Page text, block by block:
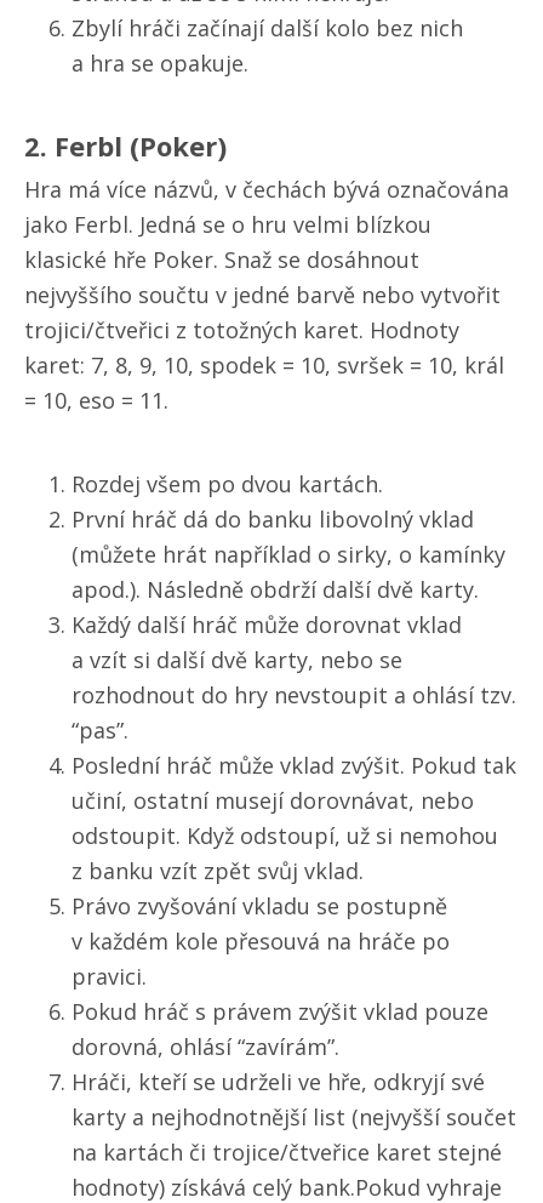
Zbylí hráči začínají další kolo bez nich
a hra se opakuje.
2. Ferbl (Poker)
Hra má více názvů, v čechách bývá označována
jako Ferbl. Jedná se o hru velmi blízkou
klasické hře Poker. Snaž se dosáhnout
nejvyššího součtu v jedné barvě nebo vytvořit
trojici/čtveřici z totožných karet. Hodnoty
karet: 7, 8, 9, 10, spodek = 10, svršek = 10, král
= 10, eso = 11.
Rozdej všem po dvou kartách.
První hráč dá do banku libovolný vklad
(můžete hrát například o sirky, o kamínky
apod.). Následně obdrží další dvě karty.
Každý další hráč může dorovnat vklad
a vzít si další dvě karty, nebo se
rozhodnout do hry nevstoupit a ohlásí tzv.
“pas”.
Poslední hráč může vklad zvýšit. Pokud tak
učiní, ostatní musejí dorovnávat, nebo
odstoupit. Když odstoupí, už si nemohou
z banku vzít zpět svůj vklad.
Právo zvyšování vkladu se postupně
v každém kole přesouvá na hráče po
pravici.
Pokud hráč s právem zvýšit vklad pouze
dorovná, ohlásí “zavírám”.
Hráči, kteří se udrželi ve hře, odkryjí své
karty a nejhodnotnější list (nejvyšší součet
na kartách či trojice/čtveřice karet stejné
hodnoty) získává celý bank.Pokud vyhraje